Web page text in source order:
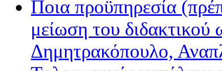
Ποια προϋπηρεσία
μείωση του
Δημητρακόπουλο,